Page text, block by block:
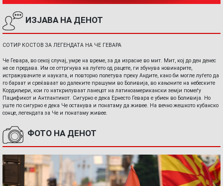
ИЗЈАВА НА ДЕНОТ
СОТИР КОСТОВ ЗА ЛЕГЕНДАТА НА ЧЕ ГЕВАРА
Че Гевара, во секој случај, умре на време, за да израсне во мит. Мит, кој до ден денес
не се предава. Им се оттргнува на луѓето од рацете, ги збунува новинарите,
истражувачите и науката, и повторно полетува преку Андите, како би могле луѓето да
го бараат и среќаваат во далеките прашуми во Боливија, во кањоните на небеските
Кордиљери, кои го наткрилуваат ланецот на латиноамерикански земји помеѓу
Пацификот и Антлантикот. Сигурно е дека Ернесто Гевара е убиен во Боливија. Но
уште по сигурно е дека Че останува и понатаму да живее. На вечно жешкото кубанско
сонце, легендата за Че и понатаму живее.
ФОТО НА ДЕНОТ